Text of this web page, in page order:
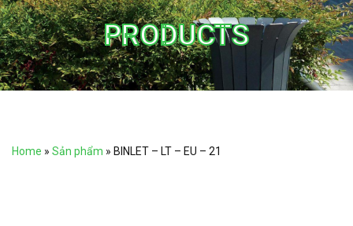
PRODUCTS
Home » Sản phẩm » BINLET – LT – EU – 21